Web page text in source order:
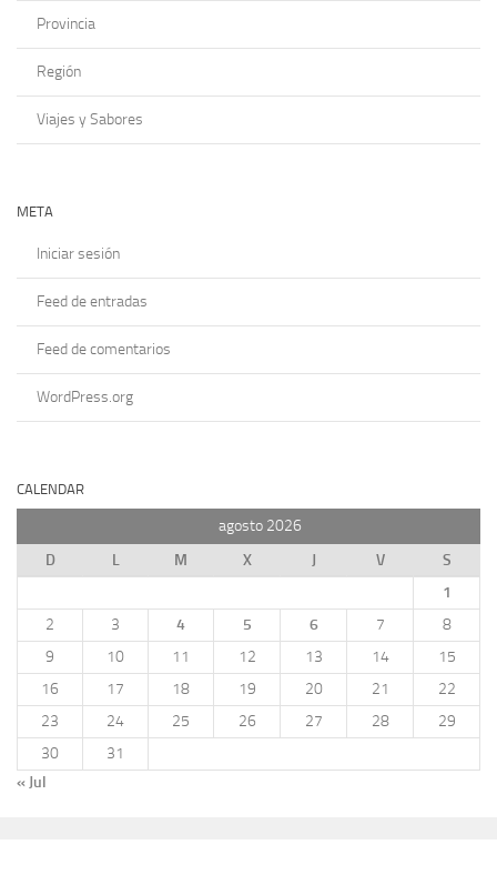
Provincia
Región
Viajes y Sabores
META
Iniciar sesión
Feed de entradas
Feed de comentarios
WordPress.org
CALENDAR
agosto 2026
D
L M X J V
S
1
2
3 4 5 6 7
8
9
10 11 12 13 14
15
16
17 18 19 20 21
22
23
24 25 26 27 28
29
30
31
« Jul